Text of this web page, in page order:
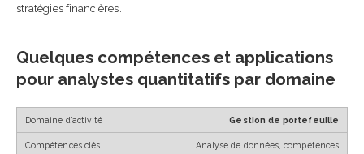
stratégies financières.
Quelques compétences et applications
pour analystes quantitatifs par domaine
Gestion de portefeuille
Analyse de données, compétences